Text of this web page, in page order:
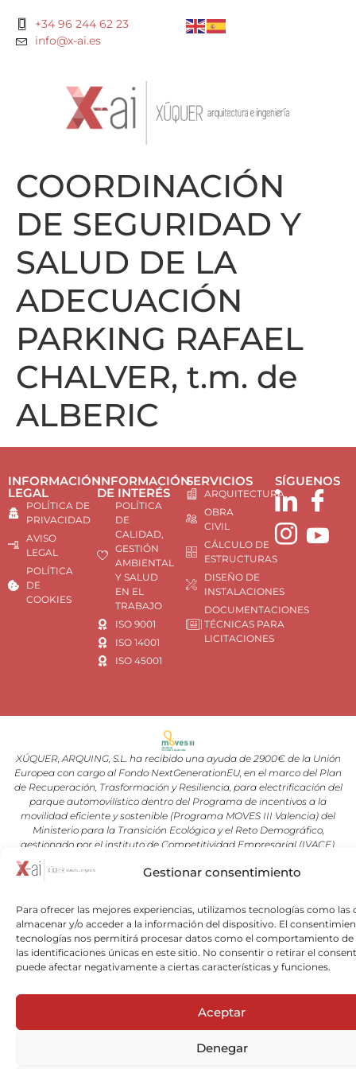
Gestionar consentimiento
Para ofrecer las mejores experiencias, utilizamos tecnologías como las
almacenar y/o acceder a la información del dispositivo. El
tecnologías nos permitirá procesar datos como el comportamiento de
las identificaciones únicas en este sitio. No consentir o retirar el
puede afectar negativamente a ciertas características y funciones.
Aceptar
Denegar
+34 96 244 62 23
info@x-ai.es
COORDINACIÓN
DE SEGURIDAD Y
SALUD DE LA
ADECUACIÓN
PARKING RAFAEL
CHALVER, t.m. de
ALBERIC
INFORMACIÓN
LEGAL
POLÍTICA DE
PRIVACIDAD
AVISO
LEGAL
POLÍTICA
DE
COOKIES
INFORMACIÓN
DE INTERÉS
POLÍTICA
DE
CALIDAD,
GESTIÓN
AMBIENTAL
Y SALUD
EN EL
TRABAJO
ISO 9001
ISO 14001
ISO 45001
SERVICIOS
ARQUITECTURA
OBRA
CIVIL
CÁLCULO DE
ESTRUCTURAS
DISEÑO DE
INSTALACIONES
DOCUMENTACIONES
TÉCNICAS PARA
LICITACIONES
SÍGUENOS
XÚQUER, ARQUING, S.L. ha recibido una ayuda de 2900€ de la Unión
Europea con cargo al Fondo NextGenerationEU, en el marco del Plan
de Recuperación, Trasformación y Resiliencia, para electrificación del
parque automovilístico dentro del Programa de incentivos a la
movilidad eficiente y sostenible (Programa MOVES III Valencia) del
Ministerio para la Transición Ecológica y el Reto Demográfico,
gestionado por el instituto de Competitividad Empresarial (IVACE).